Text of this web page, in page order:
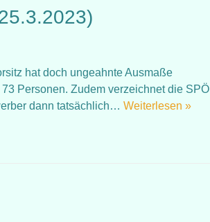
hat doch ungeahnte Ausmaße
Personen. Zudem verzeichnet die SPÖ
dann tatsächlich… Weiterlesen »